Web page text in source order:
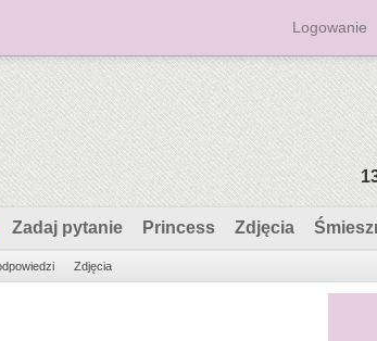
Logowanie
Zadaj pytanie Princess Zdjęcia
Zdjęcia